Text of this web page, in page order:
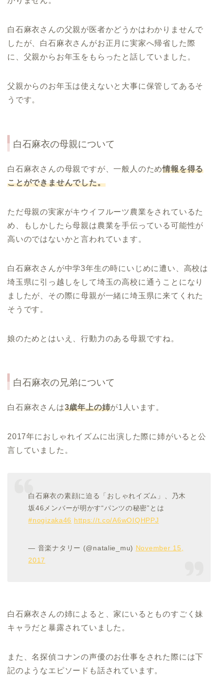
白石麻衣さんの父親が医者かどうかはわかりませんで
したが、白石麻衣さんがお正月に実家へ帰省した際
に、父親からお年玉をもらったと話していました。
父親からのお年玉は使えないと大事に保管してあるそ
うです。
白石麻衣の母親について
白石麻衣さんの母親ですが、一般人のため情報を得る
ことができませんでした。
ただ母親の実家がキウイフルーツ農業をされているた
め、もしかしたら母親は農業を手伝っている可能性が
高いのではないかと言われています。
白石麻衣さんが中学3年生の時にいじめに遭い、高校は
埼玉県に引っ越しをして埼玉の高校に通うことになり
ましたが、その際に母親が一緒に埼玉県に来てくれた
そうです。
娘のためとはいえ、行動力のある母親ですね。
白石麻衣の兄弟について
白石麻衣さんは3歳年上の姉が1人います。
2017年におしゃれイズムに出演した際に姉がいると公
言していました。
白石麻衣の素顔に迫る「おしゃれイズム」、乃木
坂46メンバーが明かす“パンツの秘密”とは
#nogizaka46 https://t.co/A6wOIQHPPJ
— 音楽ナタリー (@natalie_mu) November 15,
2017
白石麻衣さんの姉によると、家にいるとものすごく妹
キャラだと暴露されていました。
また、名探偵コナンの声優のお仕事をされた際には下
記のようなエピソードも話されています。